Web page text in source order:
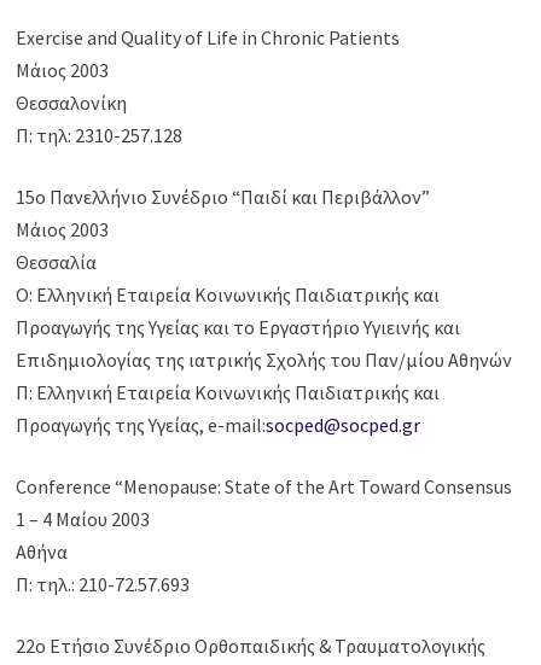
Exercise and Quality of Life in Chronic Patients
Μάιος 2003
Θεσσαλονίκη
Π: τηλ: 2310-257.128
15ο Πανελλήνιο Συνέδριο “Παιδί και Περιβάλλον”
Μάιος 2003
Θεσσαλία
Ο: Ελληνική Εταιρεία Κοινωνικής Παιδιατρικής και
Προαγωγής της Υγείας και το Εργαστήριο Υγιεινής και
Επιδημιολογίας της ιατρικής Σχολής του Παν/μίου Αθηνών
Π: Ελληνική Εταιρεία Κοινωνικής Παιδιατρικής και
Προαγωγής της Υγείας, e-mail:socped@socped.gr
Conference “Menopause: State of the Art Toward Consensus
1 – 4 Μαίου 2003
Αθήνα
Π: τηλ.: 210-72.57.693
22ο Ετήσιο Συνέδριο Ορθοπαιδικής & Τραυματολογικής